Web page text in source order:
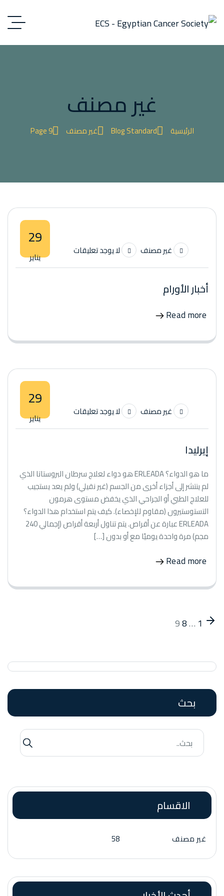
غير مصنف
الرئيسية Blog Standard غير مصنف Page 9
29
يناير غير مصنف لا يوجد تعليقات
أخبار الأورام
Read more
29
يناير غير مصنف لا يوجد تعليقات
إيرليدا
ما هو الدواء؟ ERLEADA هو دواء لعلاج سرطان البروستاتا الذي
لم ينتشر إلى أجزاء أخرى من الجسم (غير نقيلي) ولم يعد يستجيب
للعلاج الطبي أو الجراحي الذي يخفض مستوى هرمون
التستوستيرون (مقاوم للإخصاء). كيف يتم استخدام هذا الدواء؟
ERLEADA عبارة عن أقراص. يتم تناول أربعة أقراص (إجمالي 240
مجم) مرة واحدة يوميًا مع أو بدون […]
Read more
1
…
8
9
بحث
الاقسام
غير مصنف 58